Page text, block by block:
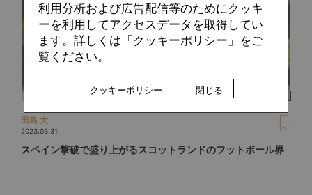
田島 大
2023.03.31
スペイン撃破で盛り上がるスコットランドのフットボール界
利用分析および広告配信等のためにクッキ
ーを利用してアクセスデータを取得してい
ます。詳しくは「クッキーポリシー」をご
覧ください。
クッキーポリシー 閉じる